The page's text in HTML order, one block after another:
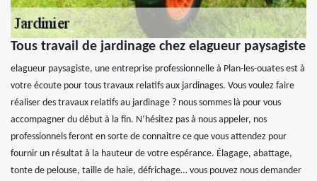
Tous travail de jardinage chez elagueur paysagiste
elagueur paysagiste, une entreprise professionnelle à Plan-les-ouates est à
votre écoute pour tous travaux relatifs aux jardinages. Vous voulez faire
réaliser des travaux relatifs au jardinage ? nous sommes là pour vous
accompagner du début à la fin. N’hésitez pas à nous appeler, nos
professionnels feront en sorte de connaitre ce que vous attendez pour
fournir un résultat à la hauteur de votre espérance. Élagage, abattage,
tonte de pelouse, taille de haie, défrichage… vous pouvez nous demander